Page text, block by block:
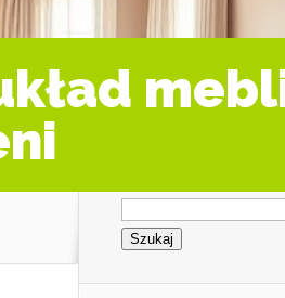
Szukaj: